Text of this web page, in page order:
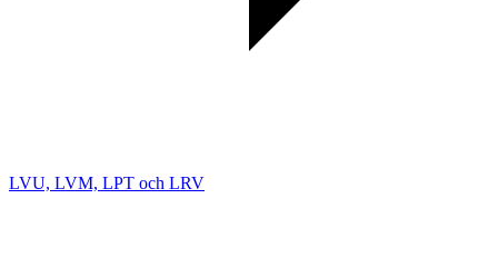
LVU, LVM, LPT och LRV